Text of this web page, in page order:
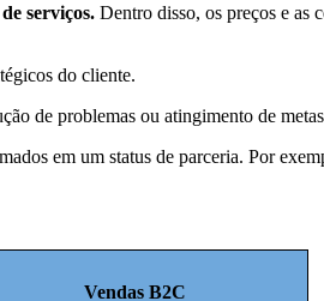
serviços. Dentro disso, os preços e as
do cliente.
de problemas ou atingimento de
em um status de parceria. Por
Vendas B2C